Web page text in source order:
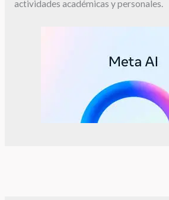
actividades académicas y personales.